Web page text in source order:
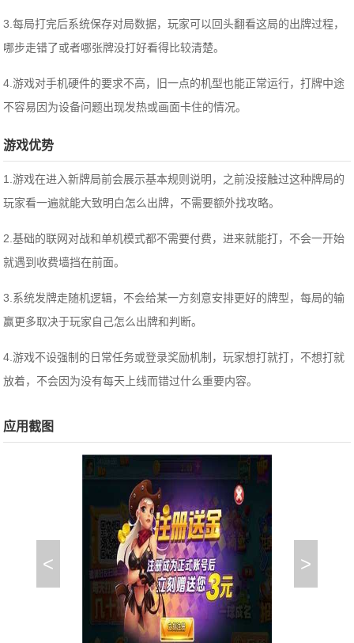
3.每局打完后系统保存对局数据，玩家可以回头翻看这局的出牌过程，
哪步走错了或者哪张牌没打好看得比较清楚。
4.游戏对手机硬件的要求不高，旧一点的机型也能正常运行，打牌中途
不容易因为设备问题出现发热或画面卡住的情况。
游戏优势
1.游戏在进入新牌局前会展示基本规则说明，之前没接触过这种牌局的
玩家看一遍就能大致明白怎么出牌，不需要额外找攻略。
2.基础的联网对战和单机模式都不需要付费，进来就能打，不会一开始
就遇到收费墙挡在前面。
3.系统发牌走随机逻辑，不会给某一方刻意安排更好的牌型，每局的输
赢更多取决于玩家自己怎么出牌和判断。
4.游戏不设强制的日常任务或登录奖励机制，玩家想打就打，不想打就
放着，不会因为没有每天上线而错过什么重要内容。
应用截图
< >